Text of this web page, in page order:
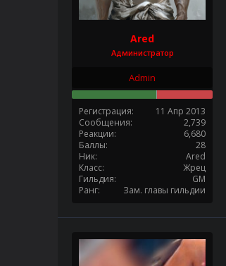
Ared
Администратор
Admin
Регистрация
11 Апр 2013
Сообщения
2,739
Реакции
6,680
Баллы
28
Ник
Ared
Класс
Жрец
Гильдия
GM
Ранг
Зам. главы гильдии